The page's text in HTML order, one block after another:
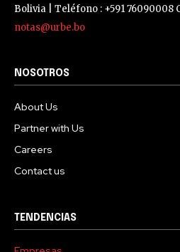
Bolivia | Teléfono : +591 76090008
notas@urbe.bo
NOSOTROS
About Us
Partner with Us
Careers
Contact us
TENDENCIAS